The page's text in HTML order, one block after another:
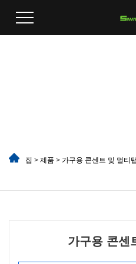
집 > 제품 > 가구용 콘센트 및 멀티탭
가구용 콘센